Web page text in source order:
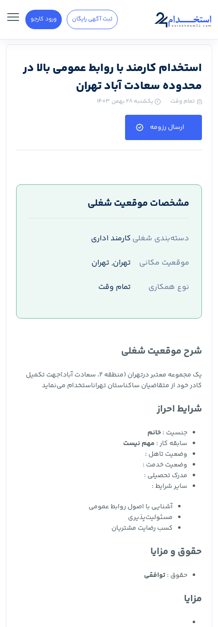
ثبت آگهی رایگان ورود کارجو
استخدام کارمند با روابط عمومی بالا در
محدوده سعادت آباد تهران
تمام وقت یکشنبه ۲۸ بهمن ۱۴۰۳
ارسال رزومه
مشخصات موقعیت شغلی
دسته‌بندی شغلی کارمند اداری
موقعیت مکانی
تهران, تهران
نوع همکاری
تمام وقت
شرح موقعیت شغلی
یک مجموعه معتبر درتهران (منطقه ۲، سعادت آباد)جهت تکمیل
کادر خود از متقاضیان ساکناستان تهراناستخدام می‌نماید
شرایط احراز
جنسیت :خانم
سابقه کار : مهم نیست
وضعیت تاهل :
وضعیت خدمت :
مدرک تحصیلی :
سایر شرایط :
آشنایی با اصول روابط عمومی
مسئولیت‌پذیری
کسب رضایت مشتریان
حقوق و مزایا
حقوق :توافقی
مزایا